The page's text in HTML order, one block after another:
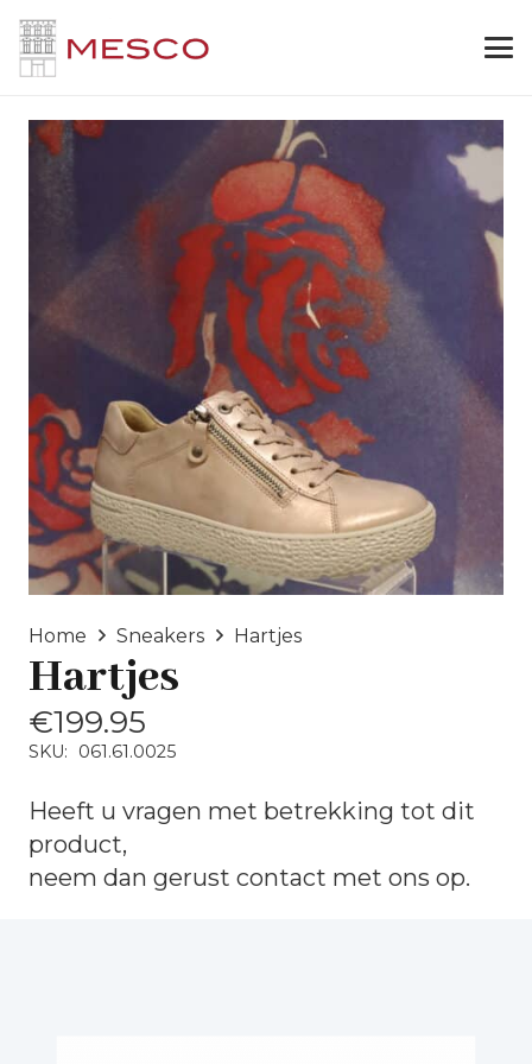
Home Sneakers Hartjes
Hartjes
€199.95
SKU: 061.61.0025
Heeft u vragen met betrekking tot dit
product,
neem dan gerust contact met ons op.